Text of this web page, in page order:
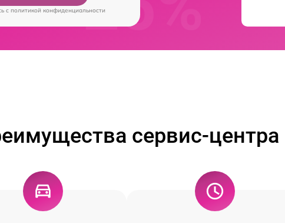
c политикой конфиденциальности
сервис-центра